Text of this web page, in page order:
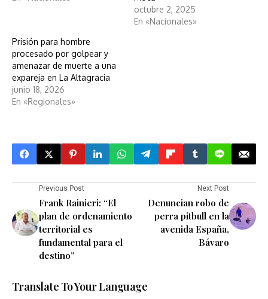
octubre 2, 2025
En «Nacionales»
Prisión para hombre
procesado por golpear y
amenazar de muerte a una
expareja en La Altagracia
junio 18, 2026
En «Regionales»
Previous Post
Frank Rainieri: “El
plan de ordenamiento
territorial es
fundamental para el
destino”
Next Post
Denuncian robo de
perra pitbull en la
avenida España,
Bávaro
Translate To Your Language